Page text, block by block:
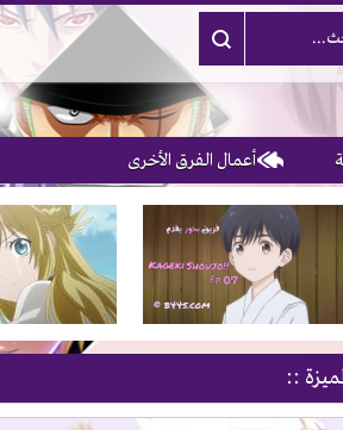
أعمال الفرق الأخرى
::